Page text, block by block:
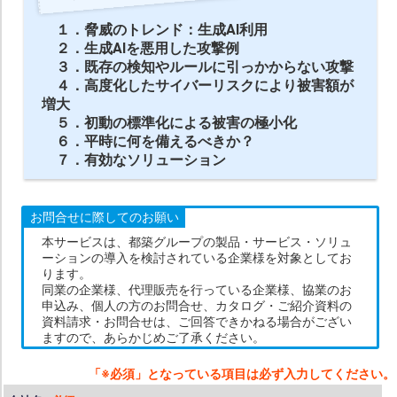
１．脅威のトレンド：生成AI利用
２．生成AIを悪用した攻撃例
３．既存の検知やルールに引っかからない攻撃
４．高度化したサイバーリスクにより被害額が
増大
５．初動の標準化による被害の極小化
６．平時に何を備えるべきか？
７．有効なソリューション
お問合せに際してのお願い
本サービスは、都築グループの製品・サービス・ソリュ
ーションの導入を検討されている企業様を対象としてお
ります。
同業の企業様、代理販売を行っている企業様、協業のお
申込み、個人の方のお問合せ、カタログ・ご紹介資料の
資料請求・お問合せは、ご回答できかねる場合がござい
ますので、あらかじめご了承ください。